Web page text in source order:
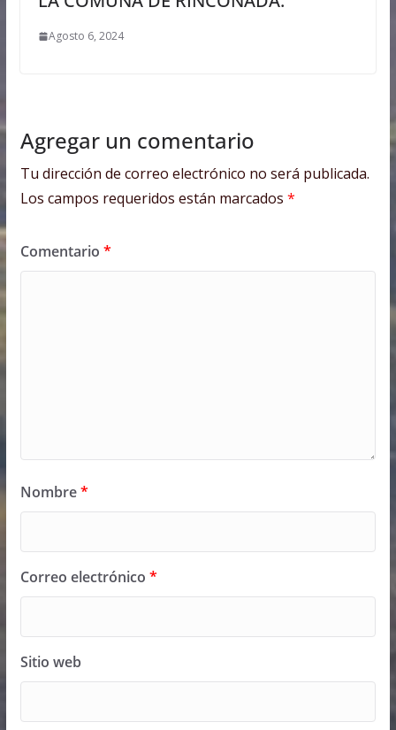
Agosto 6, 2024
Agregar un comentario
Tu dirección de correo electrónico no será publicada.
Los campos requeridos están marcados *
Comentario *
Nombre*
Correo electrónico *
Sitio web